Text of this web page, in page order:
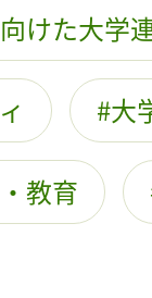
けた大学
大
教育